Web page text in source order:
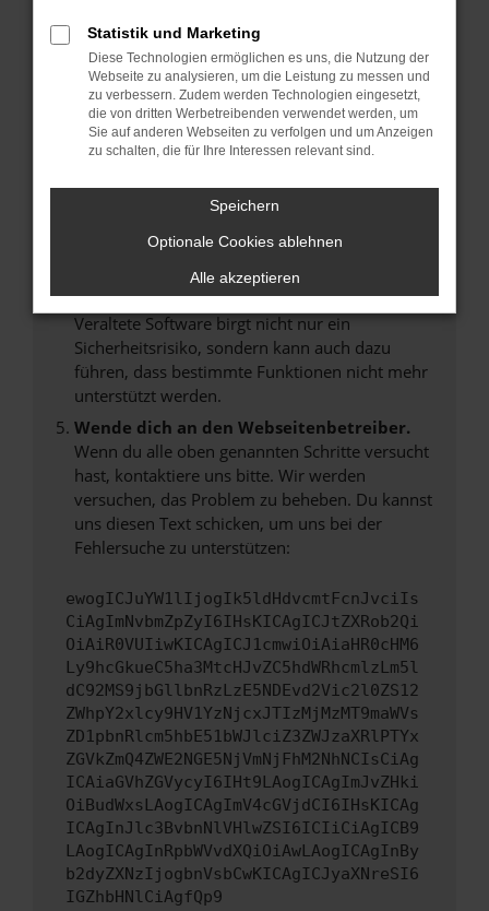
Manche Erweiterungen, wie Werbeblocker,
können das Laden bestimmter Seiten
verhindern. Funktioniert die Seite in einem
anderen Browser oder in einem privaten
Fenster?
Das kann manchmal helfen, vorübergehende
Probleme zu beheben.
Stelle sicher, dass dein Browser und dein
Betriebssystem auf dem neuesten Stand
sind.
Veraltete Software birgt nicht nur ein
Sicherheitsrisiko, sondern kann auch dazu
führen, dass bestimmte Funktionen nicht mehr
unterstützt werden.
Wende dich an den Webseitenbetreiber.
Wenn du alle oben genannten Schritte versucht
hast, kontaktiere uns bitte. Wir werden
versuchen, das Problem zu beheben. Du kannst
uns diesen Text schicken, um uns bei der
Fehlersuche zu unterstützen:
ewogICJuYW1lIjogIk5ldHdvcmtFcnJvciIs
CiAgImNvbmZpZyI6IHsKICAgICJtZXRob2Qi
OiAiR0VUIiwKICAgICJ1cmwiOiAiaHR0cHM6
Ly9hcGkueC5ha3MtcHJvZC5hdWRhcmlzLm5l
dC92MS9jbGllbnRzLzE5NDEvd2Vic2l0ZS12
ZWhpY2xlcy9HV1YzNjcxJTIzMjMzMT9maWVs
ZD1pbnRlcm5hbE51bWJlciZ3ZWJzaXRlPTYx
ZGVkZmQ4ZWE2NGE5NjVmNjFhM2NhNCIsCiAg
ICAiaGVhZGVycyI6IHt9LAogICAgImJvZHki
OiBudWxsLAogICAgImV4cGVjdCI6IHsKICAg
ICAgInJlc3BvbnNlVHlwZSI6ICIiCiAgICB9
LAogICAgInRpbWVvdXQiOiAwLAogICAgInBy
b2dyZXNzIjogbnVsbCwKICAgICJyaXNreSI6
IGZhbHNlCiAgfQp9
Statistik und Marketing
Diese Technologien ermöglichen es uns, die Nutzung der
Webseite zu analysieren, um die Leistung zu messen und
zu verbessern. Zudem werden Technologien eingesetzt,
die von dritten Werbetreibenden verwendet werden, um
Sie auf anderen Webseiten zu verfolgen und um Anzeigen
zu schalten, die für Ihre Interessen relevant sind.
Speichern
Optionale Cookies ablehnen
Alle akzeptieren